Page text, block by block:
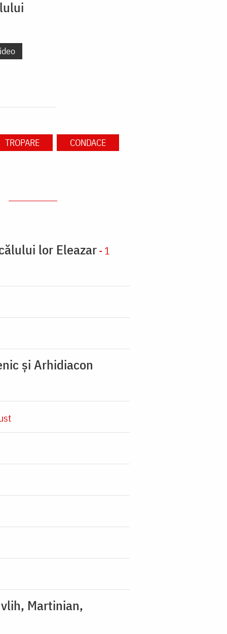
TROPARE CONDACE
lor Eleazar- 1
şi Arhidiacon
Martinian,